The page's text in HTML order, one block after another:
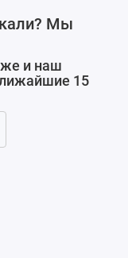
Мы
и наш
15